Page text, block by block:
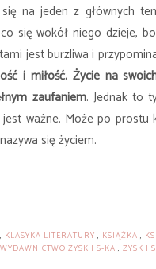
na jeden z głównych
się wokół niego dzieje,
jest burzliwa i
i miłość. Życie na
zaufaniem. Jednak to
ważne. Może po
się życiem.
, KLASYKA LITERATURY , KSIĄŻKA ,
WYDAWNICTWO ZYSK I S-KA , ZYSK I